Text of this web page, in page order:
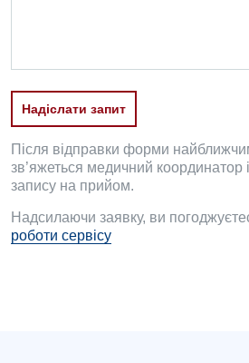
Терапевтичне відділення
Терапія
Травматологічне відділення
Урологічне відділення
Надіслати запит
Після відправки форми
зв’яжеться медичний координатор
запису на прийом.
Надсилаючи заявку, ви
роботи сервісу